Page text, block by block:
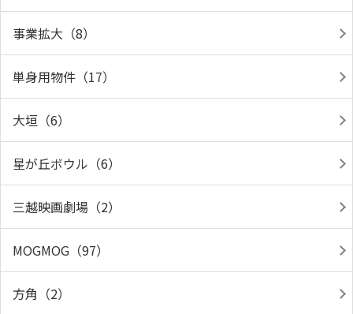
事業拡大（8）
単身用物件（17）
大垣（6）
星が丘ボウル（6）
三越映画劇場（2）
MOGMOG（97）
方角（2）